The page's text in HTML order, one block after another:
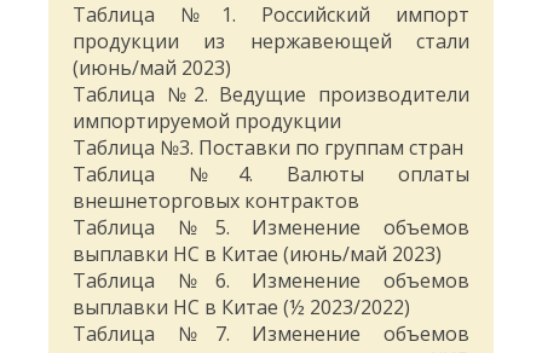
Таблица №1. Российский импорт
продукции из нержавеющей стали
(июнь/май 2023)
Таблица №2. Ведущие производители
импортируемой продукции
Таблица №3. Поставки по группам стран
Таблица №4. Валюты оплаты
внешнеторговых контрактов
Таблица №5. Изменение объемов
выплавки НС в Китае (июнь/май 2023)
Таблица №6. Изменение объемов
выплавки НС в Китае (½ 2023/2022)
Таблица №7. Изменение объемов